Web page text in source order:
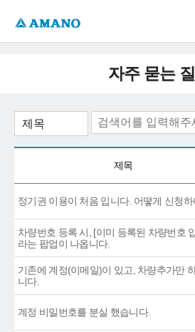
자주 묻는
제목
정기권 이용이 처음 입니다. 어떻게 신청
차량번호 등록 시, [이미 등록된 차량번호
라는 팝업이 나옵니다.
기존에 계정(이메일)이 있고, 차량추가만
니다.
계정 비밀번호를 분실 했습니다.